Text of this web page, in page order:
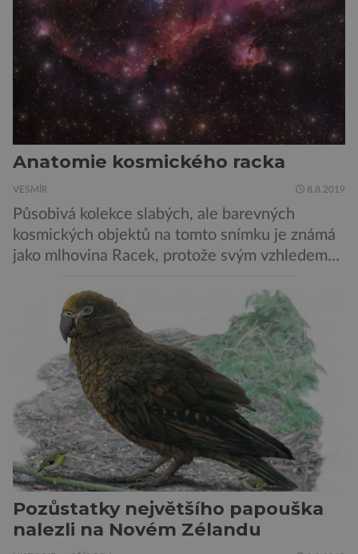
Anatomie kosmického racka
VESMÍR 8.8.2019
Působivá kolekce slabých, ale barevných
kosmických objektů na tomto snímku je známá
jako mlhovina Racek, protože svým vzhledem
prachu, vodíku, hélia a malého množství těžších
chemických prvků. Celá oblast je místem zrodu
nových hvězd. Mimořádné rozlišení tohoto
záběru pořízeného pomocí přehlídkového
teleskopu ESO/VST odhaluje detaily
jednotlivých astronomických objektů, […]
Pozůstatky největšího papouška
nalezli na Novém Zélandu